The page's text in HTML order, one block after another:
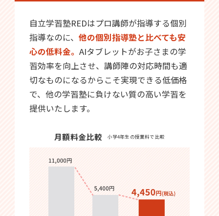
自立学習塾REDはプロ講師が指導する個別
指導なのに、 他の個別指導塾と比べても安
心の低料金。 AIタブレットがお子さまの学
習効率を向上させ、講師陣の対応時間も適
切なものになるからこそ実現できる低価格
で、他の学習塾に負けない質の高い学習を
提供いたします。
月額料金比較 小学4年生の授業料で比較